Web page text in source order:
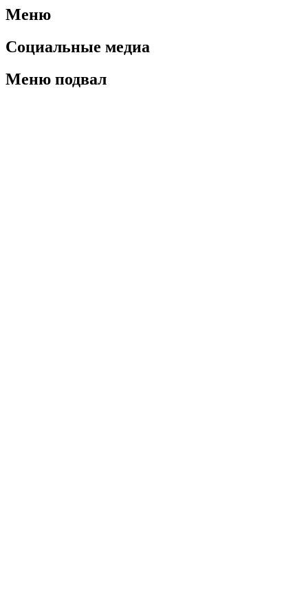
Меню
Социальные медиа
Меню подвал